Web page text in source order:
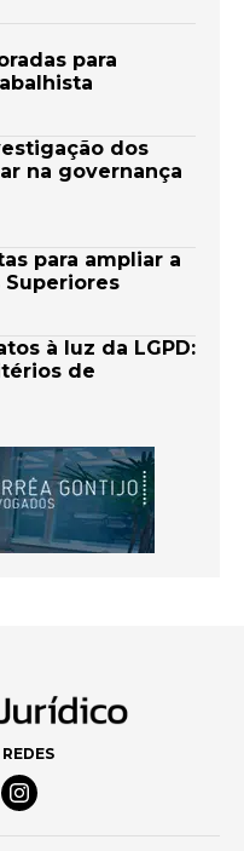
para
dos
na governança
para ampliar a
Superiores
à luz da LGPD:
de
Social Media
Social Media
Instagram Social Media